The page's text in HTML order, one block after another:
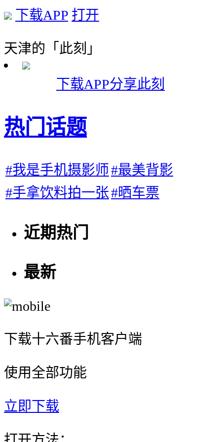
下载APP 打开
天津的「此刻」
下载APP分享此刻
热门话题
#我是手机摄影师#最美背影
#手拿饮料拍一张#晒车票
近期热门
最新
下载十六番手机客户端
使用全部功能
立即下载